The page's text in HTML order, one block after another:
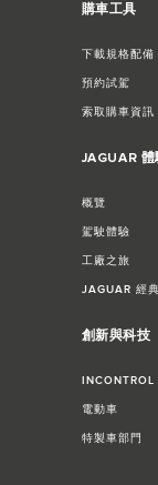
購車工具
下載規格配備
預約試駕
索取購車資訊​
JAGUAR 體
概覽
駕駛體驗
工廠之旅​
JAGUAR 經
創新與科技
INCONTROL
電動車
特製車部門​